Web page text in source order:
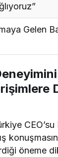
Gelen
CEO’su
öneme